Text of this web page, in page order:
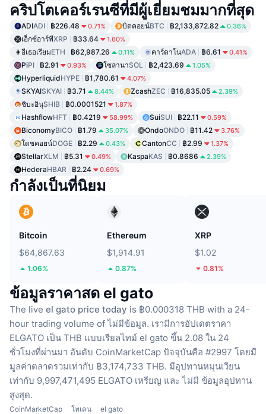
คริปโตเคอร์เรนซีที่มีผู้เยี่ยมชมมากที่สุด
ADIADI ฿226.48 0.71% บิตคอยน์BTC ฿2,133,872.82 0.36%
เอ็กซ์อาร์พีXRP ฿33.64 1.60%
อีเธอเรียมETH ฿62,987.26 0.11% คาร์ดาโนADA ฿6.61 0.41%
PiPI ฿2.91 0.93% โซลานาSOL ฿2,423.69 1.05%
HyperliquidHYPE ฿1,780.61 4.07%
SKYAISKYAI ฿3.71 8.44% ZcashZEC ฿16,835.05 2.39%
ชิบะอินุSHIB ฿0.0001521 1.87%
HashflowHFT ฿0.4219 58.99% SuiSUI ฿22.11 0.59%
BiconomyBICO ฿1.79 35.07% OndoONDO ฿11.42 3.76%
โดชคอยน์DOGE ฿2.29 0.43% CantonCC ฿2.99 1.37%
StellarXLM ฿5.31 0.49% KaspaKAS ฿0.8686 2.39%
HederaHBAR ฿2.24 0.69%
กำลังเป็นที่นิยม
Bitcoin
$64,867.63
1.06%
Ethereum
$1,914.91
0.87%
XRP
$1.02
0.81%
ข้อมูลราคาสด el gato
The live el gato price today is ฿0.000318 THB with a 24-
hour trading volume of ไม่มีข้อมูล. เรามีการอัปเดตราคา
ELGATO เป็น THB แบบเรียลไทม์ el gato ขึ้น 2.08 ใน 24
ชั่วโมงที่ผ่านมา อันดับ CoinMarketCap ปัจจุบันคือ #2997 โดยมี
มูลค่าตลาดรวมเท่ากับ ฿3,174,733 THB. มีอุปทานหมุนเวียน
เท่ากับ 9,997,471,495 ELGATO เหรียญ และ ไม่มี ข้อมูลอุปทาน
สูงสุด.
CoinMarketCap โทเคน el gato